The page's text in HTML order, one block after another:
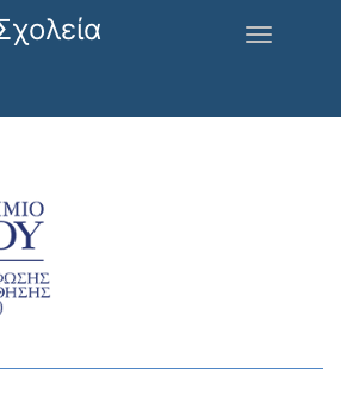
κυρίως περιεχόμενο
Toggle